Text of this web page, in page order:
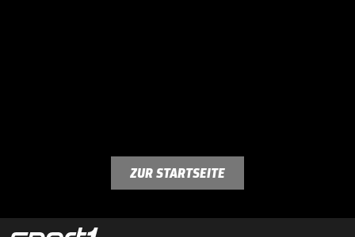
ZUR STARTSEITE